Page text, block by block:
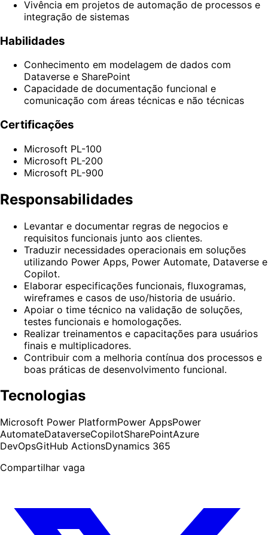
Vivência em projetos de automação de processos e
integração de sistemas
Habilidades
Conhecimento em modelagem de dados com
Dataverse e SharePoint
Capacidade de documentação funcional e
comunicação com áreas técnicas e não técnicas
Certificações
Microsoft PL-100
Microsoft PL-200
Microsoft PL-900
Responsabilidades
Levantar e documentar regras de negocios e
requisitos funcionais junto aos clientes.
Traduzir necessidades operacionais em soluções
utilizando Power Apps, Power Automate, Dataverse e
Copilot.
Elaborar especificações funcionais, fluxogramas,
wireframes e casos de uso/historia de usuário.
Apoiar o time técnico na validação de soluções,
testes funcionais e homologações.
Realizar treinamentos e capacitações para usuários
finais e multiplicadores.
Contribuir com a melhoria contínua dos processos e
boas práticas de desenvolvimento funcional.
Tecnologias
Microsoft Power PlatformPower AppsPower
AutomateDataverseCopilotSharePointAzure
DevOpsGitHub ActionsDynamics 365
Compartilhar vaga